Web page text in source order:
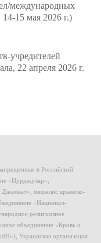
международных
15 мая 2026 г.)
учредителей
22 апреля 2026 г.
в Российской
«Нурджулар»,
Джамаат», меджлис крымско-
«Национал-
религиозное
объединение «Кровь и
Украинская организация